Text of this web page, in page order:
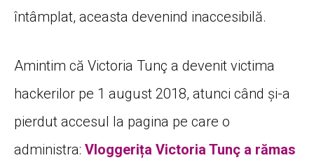
întâmplat, aceasta devenind inaccesibilă.
Amintim că Victoria Tunç a devenit victima
hackerilor pe 1 august 2018, atunci când și-a
pierdut accesul la pagina pe care o
administra: Vloggerița Victoria Tunç a rămas